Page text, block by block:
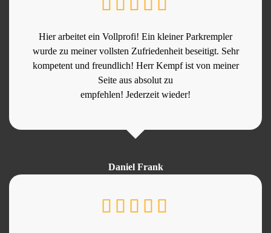
Hier arbeitet ein Vollprofi! Ein kleiner Parkrempler
wurde zu meiner vollsten Zufriedenheit beseitigt. Sehr
kompetent und freundlich! Herr Kempf ist von meiner
Seite aus absolut zu
empfehlen! Jederzeit wieder!
Daniel Frank